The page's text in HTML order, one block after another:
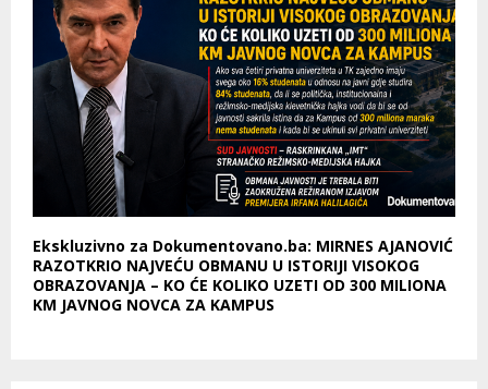
Ekskluzivno za Dokumentovano.ba: MIRNES AJANOVIĆ
RAZOTKRIO NAJVEĆU OBMANU U ISTORIJI VISOKOG
OBRAZOVANJA – KO ĆE KOLIKO UZETI OD 300 MILIONA
KM JAVNOG NOVCA ZA KAMPUS